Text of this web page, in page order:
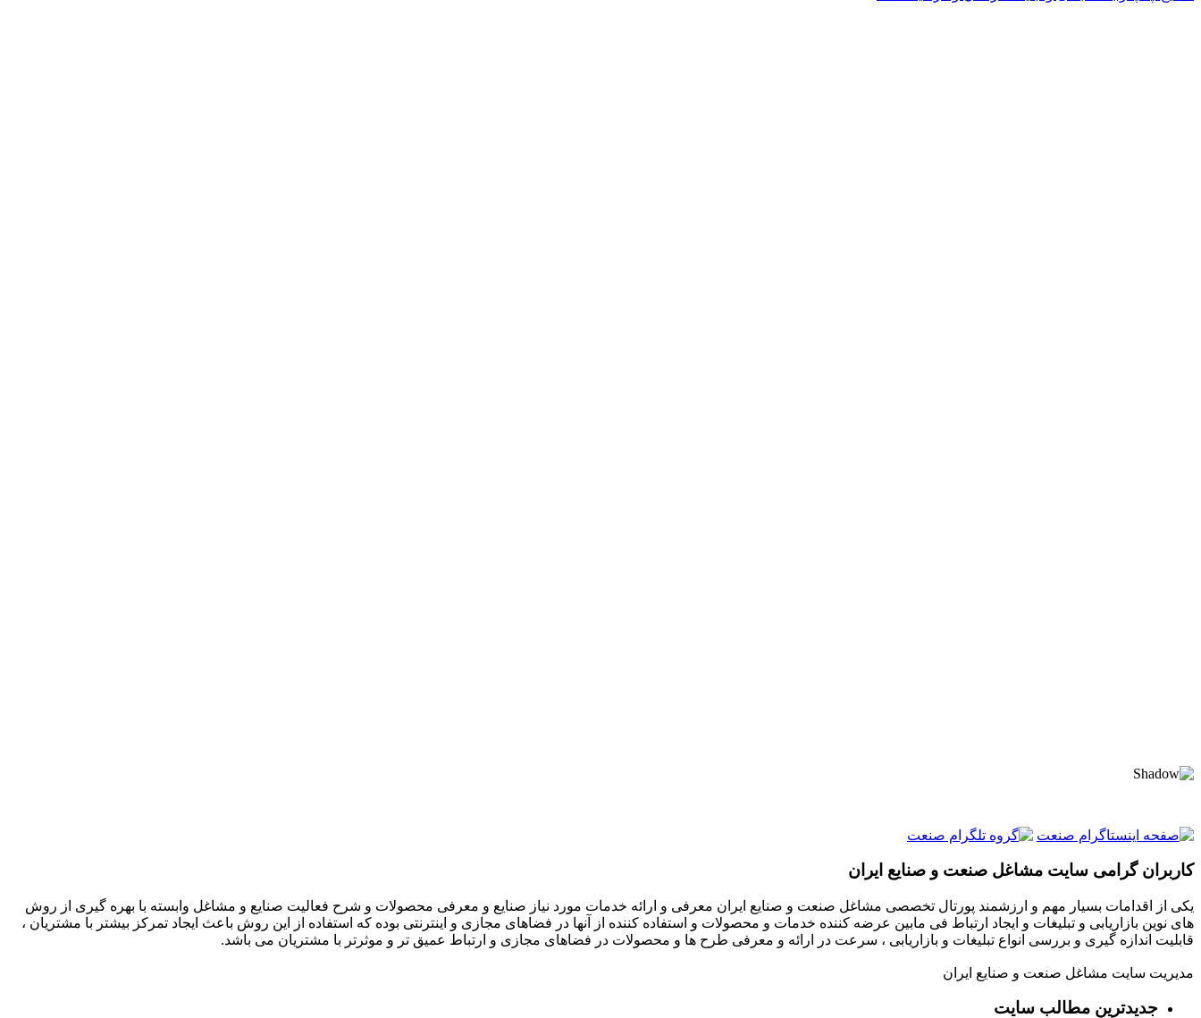
کاربران گرامی سایت مشاغل صنعت و صنایع ایران
یکی از اقدامات بسیار مهم و ارزشمند پورتال تخصصی مشاغل صنعت و صنایع ایران معرفی و ارائه خدمات مورد نیاز صنایع و معرفی محصولات و شرح فعالیت صنایع و مشاغل وابسته با بهره گیری از روش
های نوین بازاریابی و تبلیغات و ایجاد ارتباط فی مابین عرضه کننده خدمات و محصولات و استفاده کننده از آنها در فضاهای مجازی و اینترنتی بوده که استفاده از این روش باعث ایجاد تمرکز بیشتر با مشتریان ،
قابلیت اندازه گیری و بررسی انواع تبلیغات و بازاریابی ، سرعت در ارائه و معرفی طرح ها و محصولات در فضاهای مجازی و ارتباط عمیق تر و موثرتر با مشتریان می باشد.
مدیریت سایت مشاغل صنعت و صنایع ایران
جدیدترین مطالب سایت